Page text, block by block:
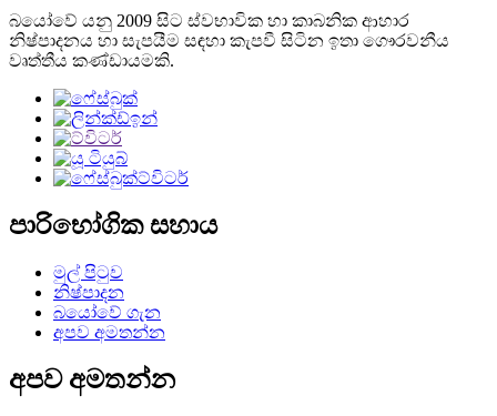
බයෝවේ යනු 2009 සිට ස්වභාවික හා කාබනික ආහාර
නිෂ්පාදනය හා සැපයීම සඳහා කැපවී සිටින ඉතා ගෞරවනීය
වෘත්තීය කණ්ඩායමකි.
පාරිභෝගික සහාය
මුල් පිටුව
නිෂ්පාදන
බයෝවේ ගැන
අපව අමතන්න
අපව අමතන්න